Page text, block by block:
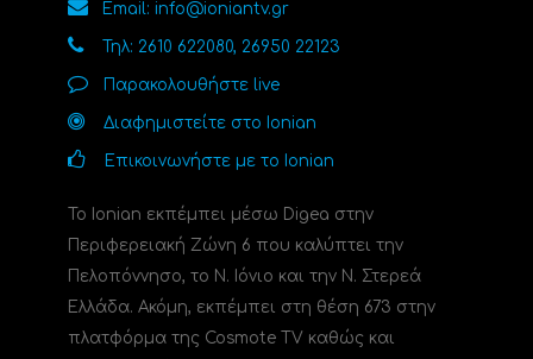
Email: info@ioniantv.gr
Τηλ: 2610 622080, 26950 22123
Παρακολουθήστε live
Διαφημιστείτε στο Ionian
Επικοινωνήστε με το Ionian
Το Ionian εκπέμπει μέσω Digea στην
Περιφερειακή Ζώνη 6 που καλύπτει την
Πελοπόννησο, το N. Ιόνιο και την Ν. Στερεά
Ελλάδα. Ακόμη, εκπέμπει στη θέση 673 στην
πλατφόρμα της Cosmote TV καθώς και